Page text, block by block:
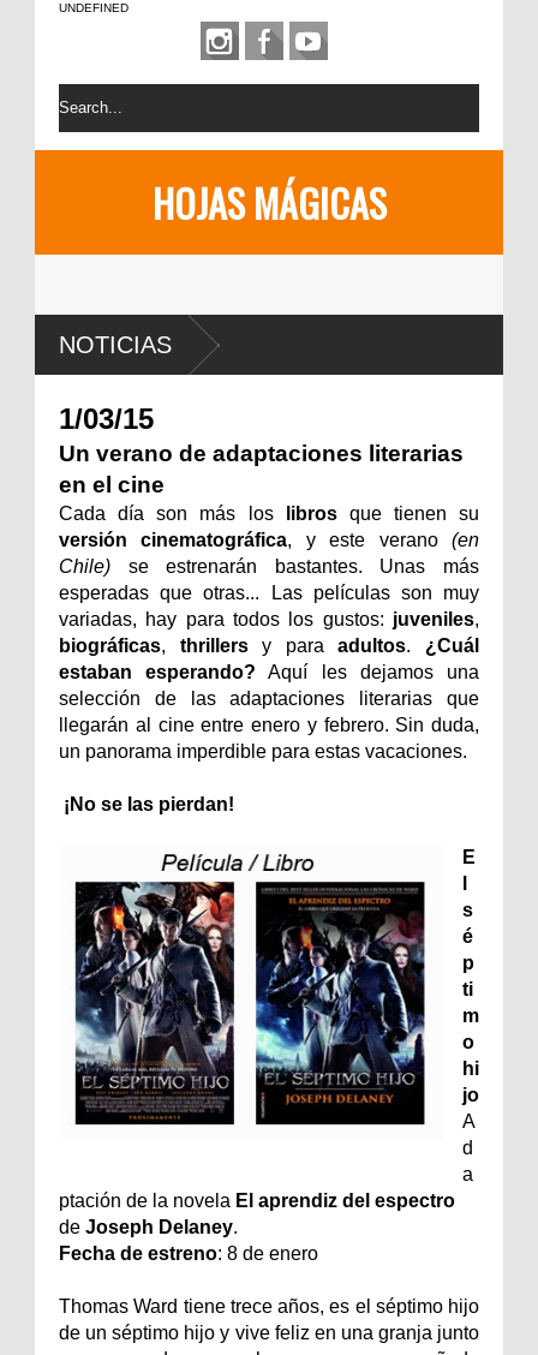
UNDEFINED
HOJAS MÁGICAS
NOTICIAS
1/03/15
Un verano de adaptaciones literarias
en el cine
Cada día son más los libros que tienen su
versión cinematográfica, y este verano(en
Chile) se estrenarán bastantes. Unas más
esperadas que otras... Las películas son muy
variadas, hay para todos los gustos: juveniles,
biográficas, thrillersy paraadultos. ¿Cuál
estaban esperando? Aquí les dejamos una
selección de las adaptaciones literarias que
llegarán al cine entre enero y febrero. Sin duda,
un panorama imperdible para estas vacaciones.
¡No se las pierdan!
E
s
é
p
ti
m
o
hi
jo
A
d
a
ptación de la novela El aprendiz del espectro
de Joseph Delaney.
Fecha de estreno: 8 de enero
Thomas Ward tiene trece años, es el séptimo hijo
de un séptimo hijo y vive feliz en una granja junto